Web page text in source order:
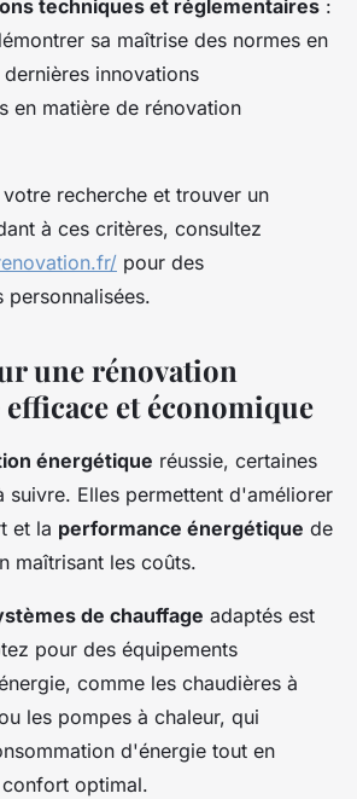
techniques et réglementaires :
sa maîtrise des normes en
innovations
en matière de rénovation
recherche et trouver un
à ces critères, consultez
pour des
personnalisées.
une rénovation
et économique
énergétique réussie, certaines
suivre. Elles permettent d'améliorer
et la performance énergétique de
maîtrisant les coûts.
de chauffage adaptés est
pour des équipements
comme les chaudières à
les pompes à chaleur, qui
d'énergie tout en
optimal.